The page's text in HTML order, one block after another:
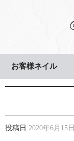
お客様ネイル
投稿日 2020年6月15日